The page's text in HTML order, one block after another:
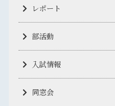
レポート
部活動
入試情報
同窓会